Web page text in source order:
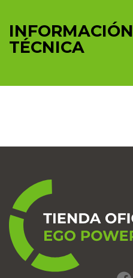
INFORMACIÓN
TÉCNICA